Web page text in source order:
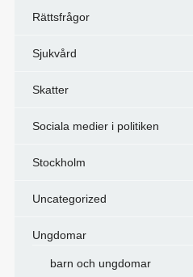
Rättsfrågor
Sjukvård
Skatter
Sociala medier i politiken
Stockholm
Uncategorized
Ungdomar
barn och ungdomar